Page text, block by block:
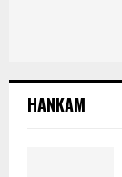
HANKAM